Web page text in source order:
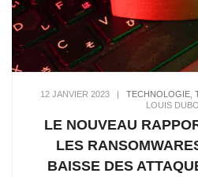
12 JANVIER 2023| TECHNOLOGIE,
LOUIS
LE NOUVEAU
LES
BAISSE DES